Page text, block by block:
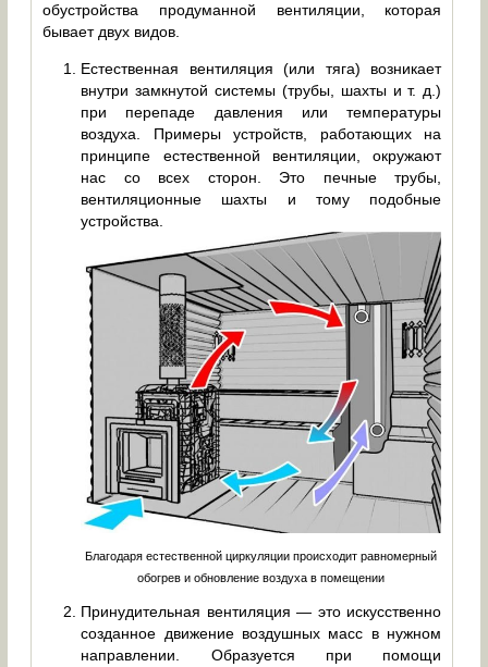
обустройства продуманной вентиляции, которая
бывает двух видов.
Естественная вентиляция (или тяга) возникает
внутри замкнутой системы (трубы, шахты и т. д.)
при перепаде давления или температуры
воздуха. Примеры устройств, работающих на
принципе естественной вентиляции, окружают
нас со всех сторон. Это печные трубы,
вентиляционные шахты и тому подобные
устройства.
Благодаря естественной циркуляции происходит равномерный
обогрев и обновление воздуха в помещении
Принудительная вентиляция — это искусственно
созданное движение воздушных масс в нужном
направлении. Образуется при помощи